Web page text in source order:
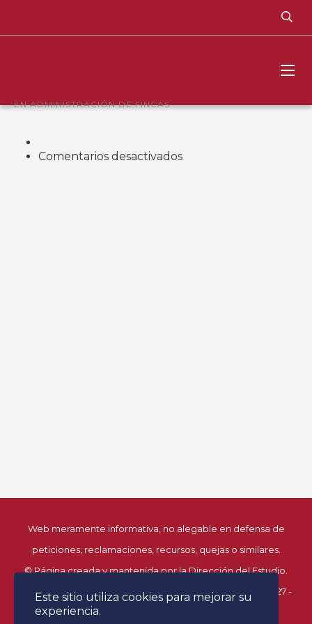
EN ADMINISTRACIÓN DE FINCAS
Comentarios desactivadosen
Web meramente informativa, no alegable en defensa de
peticiones, reclamaciones, recursos, quejas o similares.
© Página creada y mantenida por la Dirección del Estudio.
Facultad de Derecho. Universidad de Alcalá. C/ Libreros, 27 -
28801 Alcalá de Henares (Madrid)
Este sitio utiliza cookies para mejorar su
experiencia.